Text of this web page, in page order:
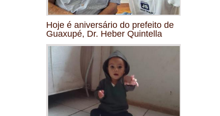
Hoje é aniversário do prefeito de
Guaxupé, Dr. Heber Quintella